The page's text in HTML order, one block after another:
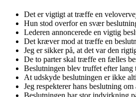
Det er vigtigt at træffe en
Hun stod overfor en svær
Lederen annoncerede en vigtig
Det kræver mod at træffe en
Jeg er sikker på, at det var den
De to parter skal træffe en fælles
Beslutningen blev truffet efter lang
At udskyde beslutningen er ikke
Jeg respekterer hans beslutning om
Beslutningen har stor indvirkning